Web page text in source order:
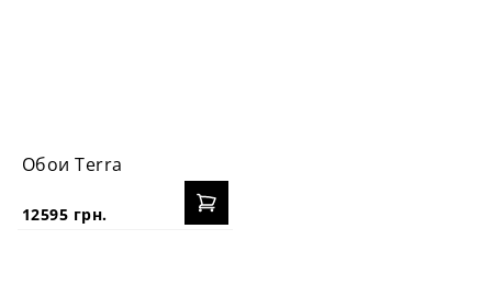
Обои Terra
12595 грн.